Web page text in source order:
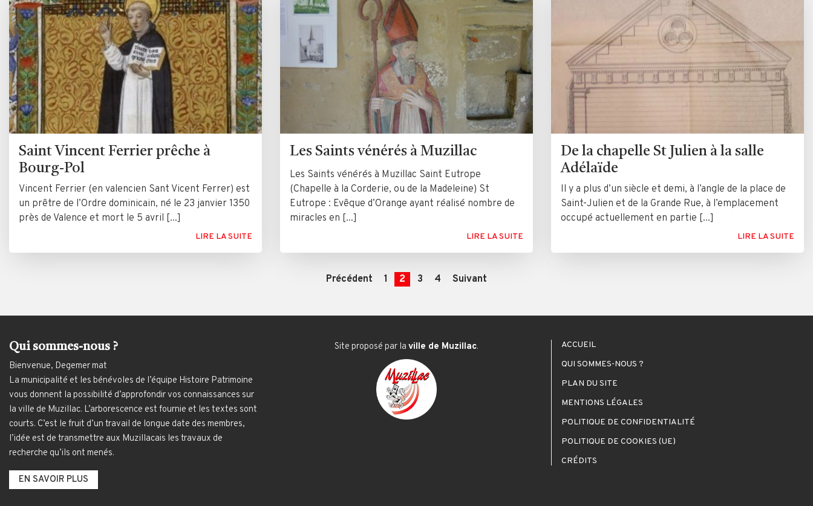
Saint Vincent Ferrier prêche à
Bourg-Pol
Vincent Ferrier (en valencien Sant Vicent Ferrer) est
un prêtre de l’Ordre dominicain, né le 23 janvier 1350
près de Valence et mort le 5 avril [...]
LIRE LA SUITE
Les Saints vénérés à Muzillac
Les Saints vénérés à Muzillac Saint Eutrope
(Chapelle à la Corderie, ou de la Madeleine) St
Eutrope : Evêque d’Orange ayant réalisé nombre de
miracles en [...]
LIRE LA SUITE
De la chapelle St Julien à la salle
Adélaïde
Il y a plus d’un siècle et demi, à l’angle de la place de
Saint-Julien et de la Grande Rue, à l’emplacement
occupé actuellement en partie [...]
LIRE LA SUITE
Précédent 1 2 3 4 Suivant
Qui sommes-nous ?
Bienvenue, Degemer mat
La municipalité et les bénévoles de l’équipe Histoire Patrimoine
vous donnent la possibilité d’approfondir vos connaissances sur
la ville de Muzillac. L’arborescence est fournie et les textes sont
courts. C’est le fruit d’un travail de longue date des membres,
l’idée est de transmettre aux Muzillacais les travaux de
recherche qu’ils ont menés.
EN SAVOIR PLUS
Site proposé par la ville de Muzillac.
ACCUEIL
QUI SOMMES-NOUS ?
PLAN DU SITE
MENTIONS LÉGALES
POLITIQUE DE CONFIDENTIALITÉ
POLITIQUE DE COOKIES (UE)
CRÉDITS